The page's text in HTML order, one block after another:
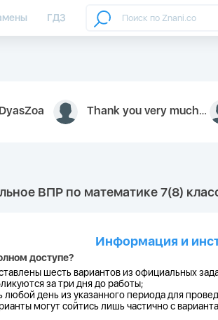
ГДЗ
Thank you very much for your inquiry We appreciate you 9126052 https://youtube.com faceapple !
ВПР по математике 7(8)
Информация и
доступе?
шестьвариантов из официальных
за три дня до работы;
день из указанного периода для
могут сойтись лишь частично с